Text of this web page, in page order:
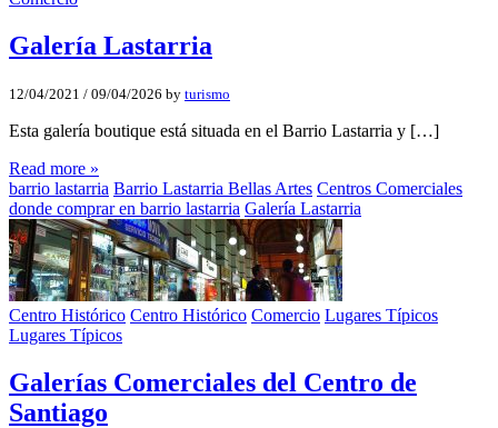
Galería Lastarria
12/04/2021 / 09/04/2026 by turismo
Esta galería boutique está situada en el Barrio Lastarria y […]
Read more »
barrio lastarria Barrio Lastarria Bellas Artes Centros Comerciales
donde comprar en barrio lastarria Galería Lastarria
Centro Histórico Centro Histórico Comercio Lugares Típicos
Lugares Típicos
Galerí­as Comerciales del Centro de
Santiago